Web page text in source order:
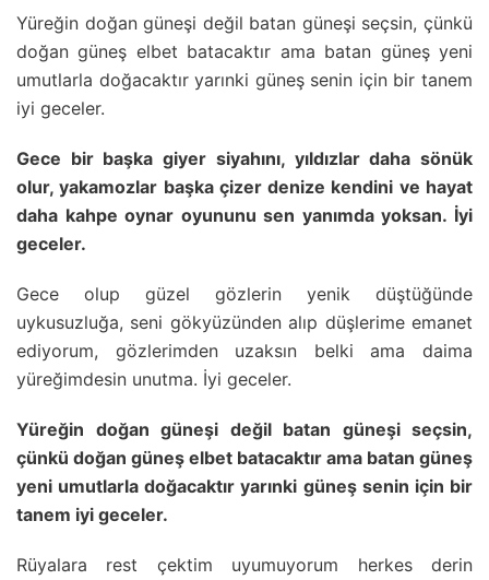
Yüreğin doğan güneşi değil batan güneşi seçsin, çünkü
doğan güneş elbet batacaktır ama batan güneş yeni
umutlarla doğacaktır yarınki güneş senin için bir tanem
iyi geceler.
Gece bir başka giyer siyahını, yıldızlar daha sönük
olur, yakamozlar başka çizer denize kendini ve hayat
daha kahpe oynar oyununu sen yanımda yoksan. İyi
geceler.
Gece olup güzel gözlerin yenik düştüğünde
uykusuzluğa, seni gökyüzünden alıp düşlerime emanet
ediyorum, gözlerimden uzaksın belki ama daima
yüreğimdesin unutma. İyi geceler.
Yüreğin doğan güneşi değil batan güneşi seçsin,
çünkü doğan güneş elbet batacaktır ama batan güneş
yeni umutlarla doğacaktır yarınki güneş senin için bir
tanem iyi geceler.
Rüyalara rest çektim uyumuyorum herkes derin